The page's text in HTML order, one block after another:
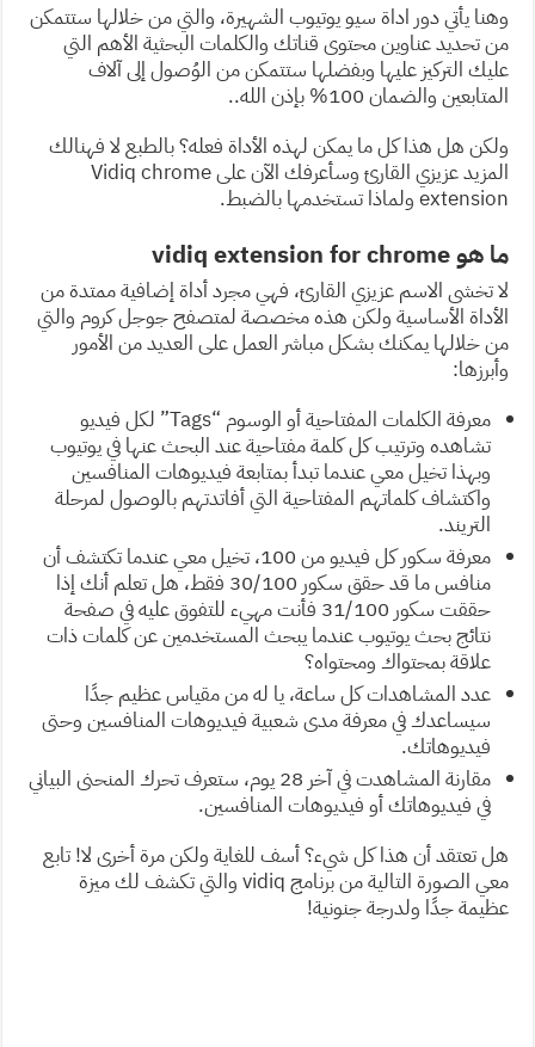
وهنا يأتي دور اداة سيو يوتيوب الشهيرة، والتي من خلالها ستتمكن
من تحديد عناوين محتوى قناتك والكلمات البحثية الأهم التي
عليك التركيز عليها وبفضلها ستتمكن من الوُصول إلى آلاف
المتابعين والضمان 100% بإذن الله..
ولكن هل هذا كل ما يمكن لهذه الأداة فعله؟ بالطبع لا فهنالك
المزيد عزيزي القارئ وسأعرفك الآن على Vidiq chrome
extension ولماذا تستخدمها بالضبط.
ما هو vidiq extension for chrome
لا تخشى الاسم عزيزي القارئ، فهي مجرد أداة إضافية ممتدة من
الأداة الأساسية ولكن هذه مخصصة لمتصفح جوجل كروم والتي
من خلالها يمكنك بشكل مباشر العمل على العديد من الأمور
وأبرزها:
معرفة الكلمات المفتاحية أو الوسوم “Tags” لكل فيديو
تشاهده وترتيب كل كلمة مفتاحية عند البحث عنها في يوتيوب
وبهذا تخيل معي عندما تبدأ بمتابعة فيديوهات المنافسين
واكتشاف كلماتهم المفتاحية التي أفاتدتهم بالوصول لمرحلة
التريند.
معرفة سكور كل فيديو من 100، تخيل معي عندما تكتشف أن
منافس ما قد حقق سكور 30/100 فقط، هل تعلم أنك إذا
حققت سكور 31/100 فأنت مهيء للتفوق عليه في صفحة
نتائج بحث يوتيوب عندما يبحث المستخدمين عن كلمات ذات
علاقة بمحتواك ومحتواه؟
عدد المشاهدات كل ساعة، يا له من مقياس عظيم جدًا
سيساعدك في معرفة مدى شعبية فيديوهات المنافسين وحتى
فيديوهاتك.
مقارنة المشاهدت في آخر 28 يوم، ستعرف تحرك المنحنى البياني
في فيديوهاتك أو فيديوهات المنافسين.
هل تعتقد أن هذا كل شيء؟ أسف للغاية ولكن مرة أخرى لا! تابع
معي الصورة التالية من برنامج vidiq والتي تكشف لك ميزة
عظيمة جدًا ولدرجة جنونية!